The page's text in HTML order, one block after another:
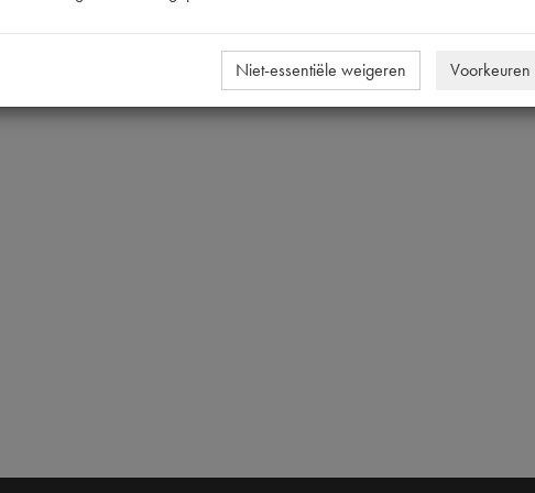
Niet-essentiële weigeren